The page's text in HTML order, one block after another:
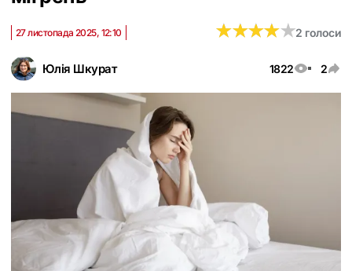
Юлія Шкурат 1822 2
27 листопада 2025, 12:10 ★★★★★
★★★★★2 голоси